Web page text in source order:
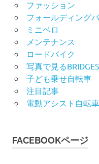
ファッション
フォールディング
ミニベロ
メンテナンス
ロードバイク
写真で見る
子ども乗せ自転車
注目記事
電動アシスト自転車
FACEBOOKページ